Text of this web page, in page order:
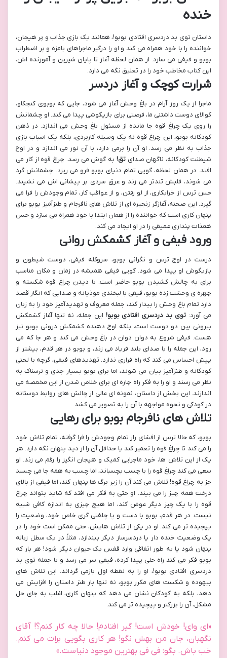
خنده
داستان توی بد دردسری افتادی بوبو!، همانند یک بازی جذاب و پر هیجان،
خواننده را با خود همراه می کند و او را درگیر ماجراهای بامزه و پر اضطراب
بوبو و فیفی می سازد. از همان لحظه آغاز تا پایان شیرین و آموزنده اش،
این کتاب مخاطب خود را در تعلیق نگه می دارد.
شرارت کوچک و آغاز دردسر
ماجرا از یک روز آرام در باغ وحش آغاز می شود، جایی که بوبوی کنجکاو،
کوالای دوست داشتنی ما، فرصتی برای بازیگوشی پیدا می کند. او چشمانش
را روی یک چراغ قوه جا مانده از مسئول باغ وحش می اندازد. در ذهن
کودکانه بوبو، این چراغ قوه نه یک وسیله کاربردی، بلکه یک اسباب بازی
جذاب به نظر می رسد. او آن را برمی دارد، با آن نور می اندازد و در اوج
شیطنت کودکانه، ناگهان صدایتق! به گوش می رسد. چراغ قوه از کار می
افتد. در همان لحظه، گویی تمام دنیای بوبو فرو می ریزد. چشمانش گرد
می شوند، قلبش تندتر می زند و عرق سردی بر پیشانی اش می نشیند.
حس ترس از خرابکاری، از لو رفتن، و از عواقب کار، تمام وجودش را فرا می
گیرد. این صحنه، آغازگر زنجیره ای از تلاش های نافرجام و طنزآمیز بوبو برای
پنهان کاری است که خواننده را از همان ابتدا با خود همراه می سازد و حس
همذات پنداری عمیقی را در او ایجاد می کند.
ورود فیفی و آغاز کشمکش روانی
درست در اوج ترس و نگرانی بوبو، سروکله فیفی، دوست شیطون و
بازیگوش او پیدا می شود. گویی فیفی همیشه در زمان و مکان مناسب
برای به چالش کشیدن بوبو حاضر است. با دیدن چراغ قوه شکسته و
چهره ی وحشت زده بوبو، فیفی با لبخندی موذیانه و صدایی که انگار قصد
دارد تمام باغ وحش را بیدار کند، جمله معروف و تهدیدآمیز خود را به زبان
می آورد: توی بد دردسری افتادی بوبو! این جمله، نه تنها آغاز کشمکش
بیرونی بین دو دوست است، بلکه اوج دهنده کشمکش درونی بوبو نیز
هست. فیفی شروع به دوان دوان در باغ وحش می کند و هر جا که می
رود، این جمله را با صدای بلند فریاد می زند، و بوبو در هر قدم، بیشتر از
پیش احساس می کند که راه فراری ندارد. تهدیدهای فیفی، گرچه با لحنی
کودکانه و طنزآمیز بیان می شوند، اما برای بوبو بسیار جدی و ترسناک به
نظر می رسند و او را به فکر راه چاره ای برای خلاص شدن از این مخمصه می
اندازند. این بخش از داستان، نمونه ای عالی از چالش های روابط دوستانه
در کودکی و نحوه مواجهه با آن را به تصویر می کشد.
تلاش های نافرجام بوبو برای رهایی
بوبو، که حالا ترس از افشای راز تمام وجودش را فرا گرفته، تمام تلاش خود
را می کند تا چراغ قوه را تعمیر کند یا حداقل آن را از دید پنهان نگه دارد. هر
یک از این تلاش ها، خود ماجرایی کمیک و هیجان انگیز را رقم می زند. او
سعی می کند چراغ قوه را با چسب بچسباند، اما چسب به همه جا می چسبد
جز به چراغ قوه! تلاش می کند آن را زیر برگ ها پنهان کند، اما فیفی از بالای
درخت همه چیز را می بیند. او حتی به فکر می افتد که شاید بتواند چراغ
قوه را با یک چیز دیگر عوض کند، اما هیچ چیزی به اندازه کافی شبیه
نیست. در هر قدم، بوبو با دست و پا چلفتی گری خاص خود، وضعیت را
پیچیده تر می کند. او در یکی از تلاش هایش، حتی ممکن است خود را در
یک وضعیت خنده دار یا دردسرساز دیگر بیندازد، مثلاً در یک سطل زباله
پنهان شود یا به طور اتفاقی وارد قفس یک حیوان دیگر شود! هر بار که
بوبو فکر می کند راه حلی پیدا کرده، فیفی سر می رسد و با جمله توی بد
دردسری افتادی بوبو!، او را به نقطه اول بازمی گرداند. این تلاش های
بیهوده و شکست های مکرر بوبو، نه تنها بار طنز داستان را افزایش می
دهد، بلکه به کودکان نشان می دهد که پنهان کاری، اغلب به جای حل
مشکل، آن را بزرگتر و پیچیده تر می کند.
«ای وای! خودش است! گیر افتادم! حالا چه کار کنم؟! آقای
نگهبان، جان من بهش نگو! هر کاری بگویی برات می کنم.
خب باش. بگو: فی فی بهترین موجود دنیاست.»